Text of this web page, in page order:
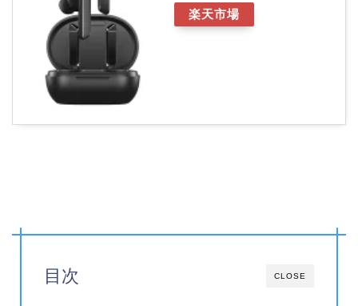
楽天市場
CLOSE
目次